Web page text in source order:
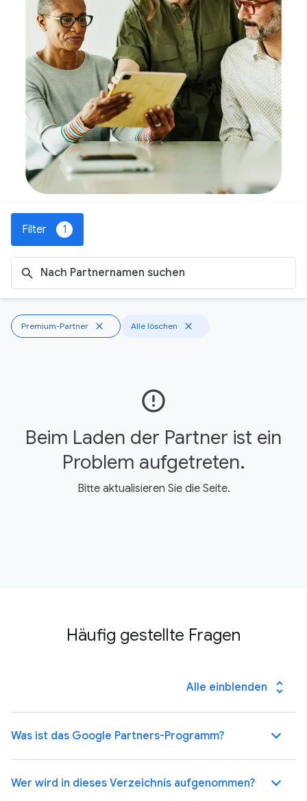
Filter 1
search
Premium-Partner close Alle löschen close
error_outline
Beim Laden der Partner ist ein
Problem aufgetreten.
Bitte aktualisieren Sie die Seite.
Häufig gestellte Fragen
Alle einblenden unfold_more
Was ist das Google Partners-Programm?
Wer wird in dieses Verzeichnis aufgenommen?